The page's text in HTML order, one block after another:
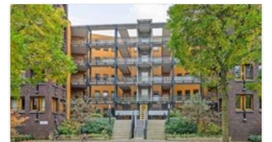
Deze woning
is
waarschijnlijk
al verhuurd
Om kans te
maken moet je
binnen 15
minuten
reageren.
Stekkies helpt
je hierbij!